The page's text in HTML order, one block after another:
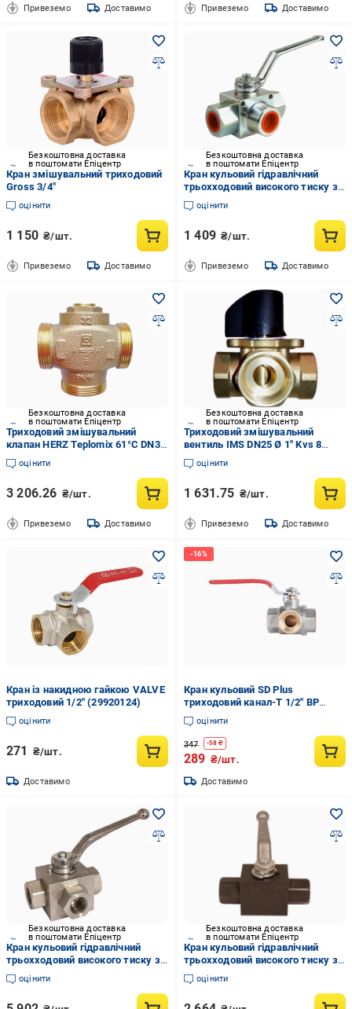
Привеземо Доставимо Привеземо Доставимо
Безкоштовна доставка
в поштомати Епіцентр
Кран змішувальний триходовий
Gross 3/4"
оцінити
1 150 ₴/шт.
Привеземо Доставимо
Безкоштовна доставка
в поштомати Епіцентр
Кран кульовий гідравлічний
трьохходовий високого тиску з
L-свердлінням гальванізована
сталь муфтовий литий В-В-В
ДУ-6 з (MI_GE5GGT15011A000)
оцінити
1 409 ₴/шт.
Привеземо Доставимо
Безкоштовна доставка
в поштомати Епіцентр
Триходовий змішувальний
клапан HERZ Teplomix 61°C DN32
1½" (28414749)
оцінити
3 206.26 ₴/шт.
Привеземо Доставимо
Безкоштовна доставка
в поштомати Епіцентр
Триходовий змішувальний
вентиль IMS DN25 Ø 1" Kvs 8
(28414750)
оцінити
1 631.75 ₴/шт.
Привеземо Доставимо
Кран із накидною гайкою VALVE
триходовий 1/2" (29920124)
оцінити
271 ₴/шт.
Доставимо
Кран кульовий SD Plus
триходовий канал-Т 1/2" ВР
(SD310W15)
оцінити
347 -58 ₴
289 ₴/шт.
Доставимо
Безкоштовна доставка
в поштомати Епіцентр
Кран кульовий гідравлічний
трьохходовий високого тиску з
L-свердлінням гальванізована
сталь муфтовий литий В-В-В
оцінити
Безкоштовна доставка
в поштомати Епіцентр
Кран кульовий гідравлічний
трьохходовий високого тиску з
T-свердлінням гальванізована
сталь муфтовий литий В-В-В
оцінити